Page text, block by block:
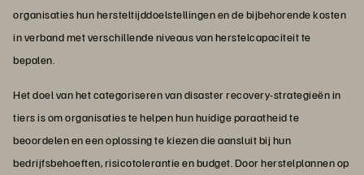
organisaties hun hersteltijddoelstellingen en de bijbehorende kosten
in verband met verschillende niveaus van herstelcapaciteit te
bepalen.
Het doel van het categoriseren van disaster recovery-strategieën in
tiers is om organisaties te helpen hun huidige paraatheid te
beoordelen en een oplossing te kiezen die aansluit bij hun
bedrijfsbehoeften, risicotolerantie en budget. Door herstelplannen op